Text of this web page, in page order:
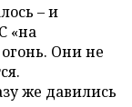
– и
«на
Они не
же давились